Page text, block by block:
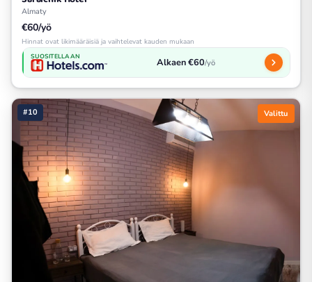
Almaty
€60/yö
Hinnat ovat likimääräisiä ja vaihtelevat kauden mukaan
SUOSITELLAAN Alkaen €60/yö
#10 Valittu